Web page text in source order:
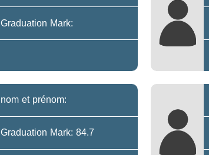
Graduation Mark:
nom et prénom:
Graduation Mark: 84.7